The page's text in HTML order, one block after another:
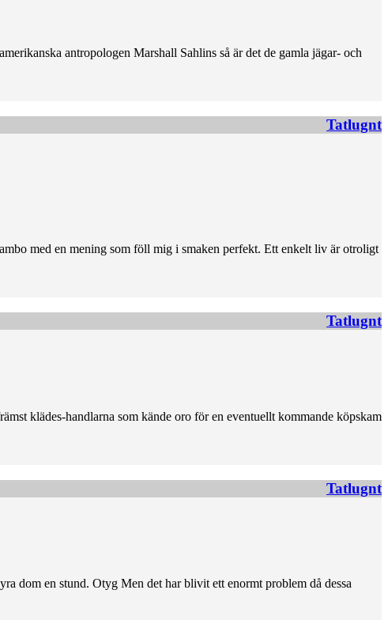
antropologen Marshall Sahlins så är det de gamla jägar- och
Tatlugnt
med en mening som föll mig i smaken perfekt. Ett enkelt liv är otroligt
Tatlugnt
klädes-handlarna som kände oro för en eventuellt kommande köpskam
Tatlugnt
dom en stund. Otyg Men det har blivit ett enormt problem då dessa